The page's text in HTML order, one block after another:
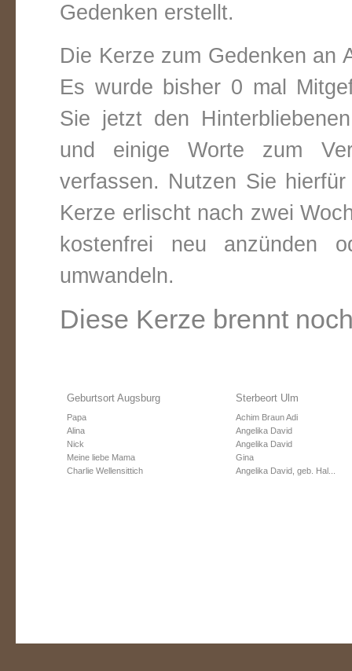
Gedenken erstellt.
Die Kerze zum Gedenken an
Es wurde bisher 0 mal
Sie jetzt den
und einige Worte zum
verfassen. Nutzen Sie
Kerze erlischt nach zwei
kostenfrei neu anzünden
umwandeln.
Diese Kerze brennt
Geburtsort Augsburg
Papa
Alina
Nick
Meine liebe Mama
Charlie Wellensittich
Sterbeort Ulm
Achim Braun Adi
Angelika David
Angelika David
Gina
Angelika David, geb. Hal...